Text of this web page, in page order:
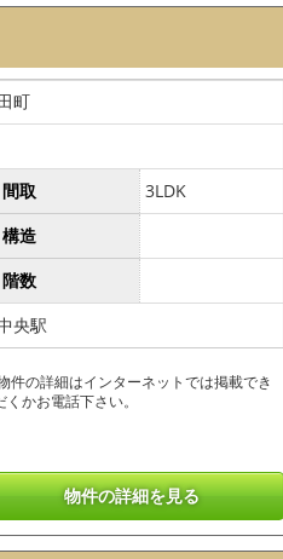
町
間取
3LDK
構造
階数
央駅
件の詳細はインターネットでは掲載でき
かお電話下さい。
物件の詳細を見る